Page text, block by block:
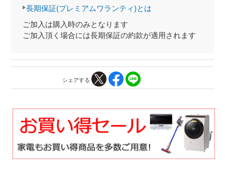
長期保証(プレミアムワランティ)とは
ご加入は購入時のみとなります
ご加入頂く場合には長期保証の約款が適用されます
シェアする